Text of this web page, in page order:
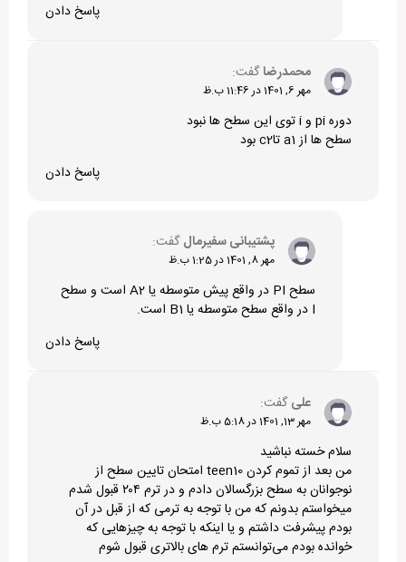
پاسخ دادن
محمدرضا گفت:
مهر 6, 1401 در 11:46 ب.ظ
دوره pi و i توی این سطح ها نبود
سطح ها از a1 تاc2 بود
پاسخ دادن
پشتیبانی سفیرمال گفت:
مهر 8, 1401 در 1:25 ب.ظ
سطح PI در واقع پیش متوسطه یا A2 است و سطح
I در واقع سطح متوسطه یا B1 است.
پاسخ دادن
علی گفت:
مهر 13, 1401 در 5:18 ب.ظ
سلام خسته نباشید
من بعد از تموم کردن teen10 امتحان تایین سطح از
نوجوانان به سطح بزرگسالان دادم و در ترم ۲۰۴ قبول شدم
میخواستم بدونم که من با توجه به ترمی که از قبل در آن
بودم پیشرفت داشتم و یا اینکه با توجه به چیزهایی که
خوانده بودم می‌توانستم ترم های بالاتری قبول شوم